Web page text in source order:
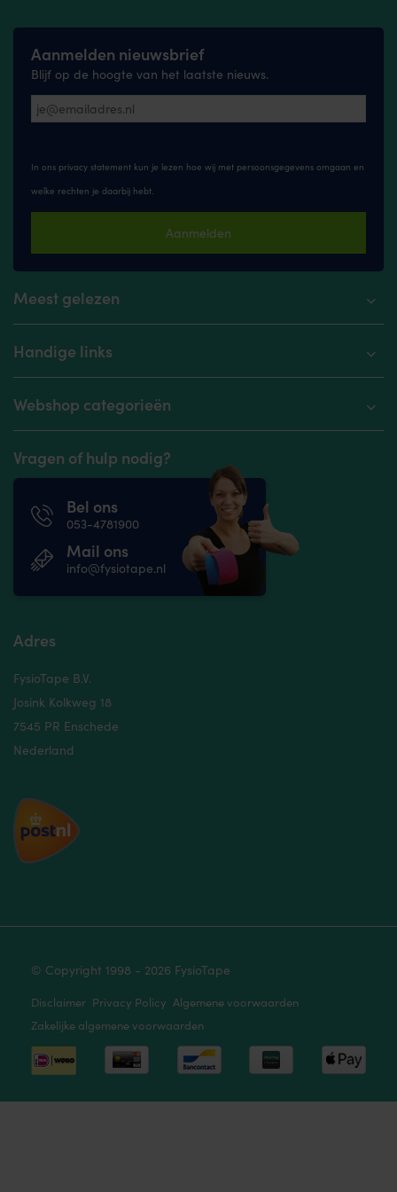
Aanmelden nieuwsbrief
Blijf op de hoogte van het laatste nieuws.
In ons privacy statement kun je lezen hoe wij met persoonsgegevens omgaan en
welke rechten je daarbij hebt.
Aanmelden
Meest gelezen
Handige links
Webshop categorieën
Vragen of hulp nodig?
Bel ons
053-4781900
Mail ons
info@fysiotape.nl
Adres
FysioTape B.V.
Josink Kolkweg 18
7545 PR Enschede
Nederland
© Copyright 1998 - 2026 FysioTape
Disclaimer Privacy Policy Algemene voorwaarden
Zakelijke algemene voorwaarden